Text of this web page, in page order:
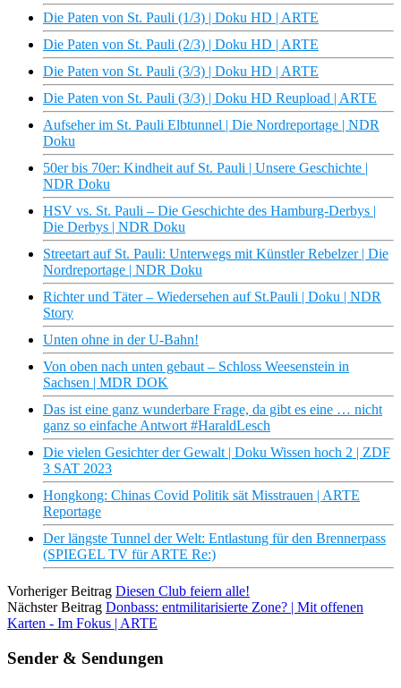
Die Paten von St. Pauli (1/3) | Doku HD | ARTE
Die Paten von St. Pauli (2/3) | Doku HD | ARTE
Die Paten von St. Pauli (3/3) | Doku HD | ARTE
Die Paten von St. Pauli (3/3) | Doku HD Reupload | ARTE
Aufseher im St. Pauli Elbtunnel | Die Nordreportage | NDR
Doku
50er bis 70er: Kindheit auf St. Pauli | Unsere Geschichte |
NDR Doku
HSV vs. St. Pauli – Die Geschichte des Hamburg-Derbys |
Die Derbys | NDR Doku
Streetart auf St. Pauli: Unterwegs mit Künstler Rebelzer | Die
Nordreportage | NDR Doku
Richter und Täter – Wiedersehen auf St.Pauli | Doku | NDR
Story
Unten ohne in der U-Bahn!
Von oben nach unten gebaut – Schloss Weesenstein in
Sachsen | MDR DOK
Das ist eine ganz wunderbare Frage, da gibt es eine … nicht
ganz so einfache Antwort #HaraldLesch
Die vielen Gesichter der Gewalt | Doku Wissen hoch 2 | ZDF
3 SAT 2023
Hongkong: Chinas Covid Politik sät Misstrauen | ARTE
Reportage
Der längste Tunnel der Welt: Entlastung für den Brennerpass
(SPIEGEL TV für ARTE Re:)
Vorheriger Beitrag Diesen Club feiern alle!
Nächster Beitrag Donbass: entmilitarisierte Zone? | Mit offenen
Karten - Im Fokus | ARTE
Sender & Sendungen